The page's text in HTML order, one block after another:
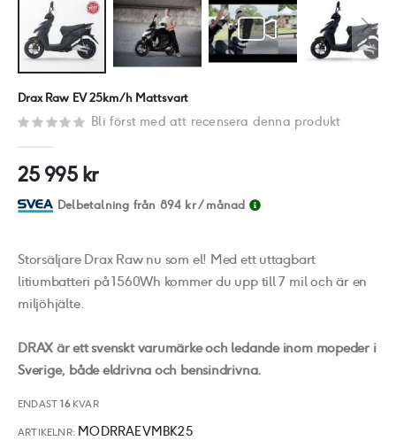
början
bildgalleriet
Drax Raw EV 25km/h Mattsvart
Bli först med att recensera denna produkt
25 995 kr
Delbetalning från 894 kr/ månad
Storsäljare Drax Raw nu som el! Med ett uttagbart
litiumbatteri på 1560Wh kommer du upp till 7 mil och är en
miljöhjälte.
DRAX är ett svenskt varumärke och ledande inom mopeder i
Sverige, både eldrivna och bensindrivna.
ENDAST16KVAR
ARTIKELNR MODRRAEVMBK25